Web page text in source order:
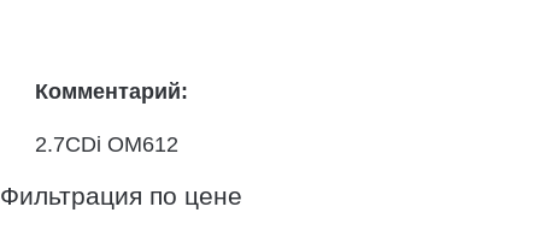
Комментарий:
2.7CDi OM612
Фильтрация по цене